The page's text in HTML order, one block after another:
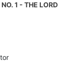
1 - THE LORD